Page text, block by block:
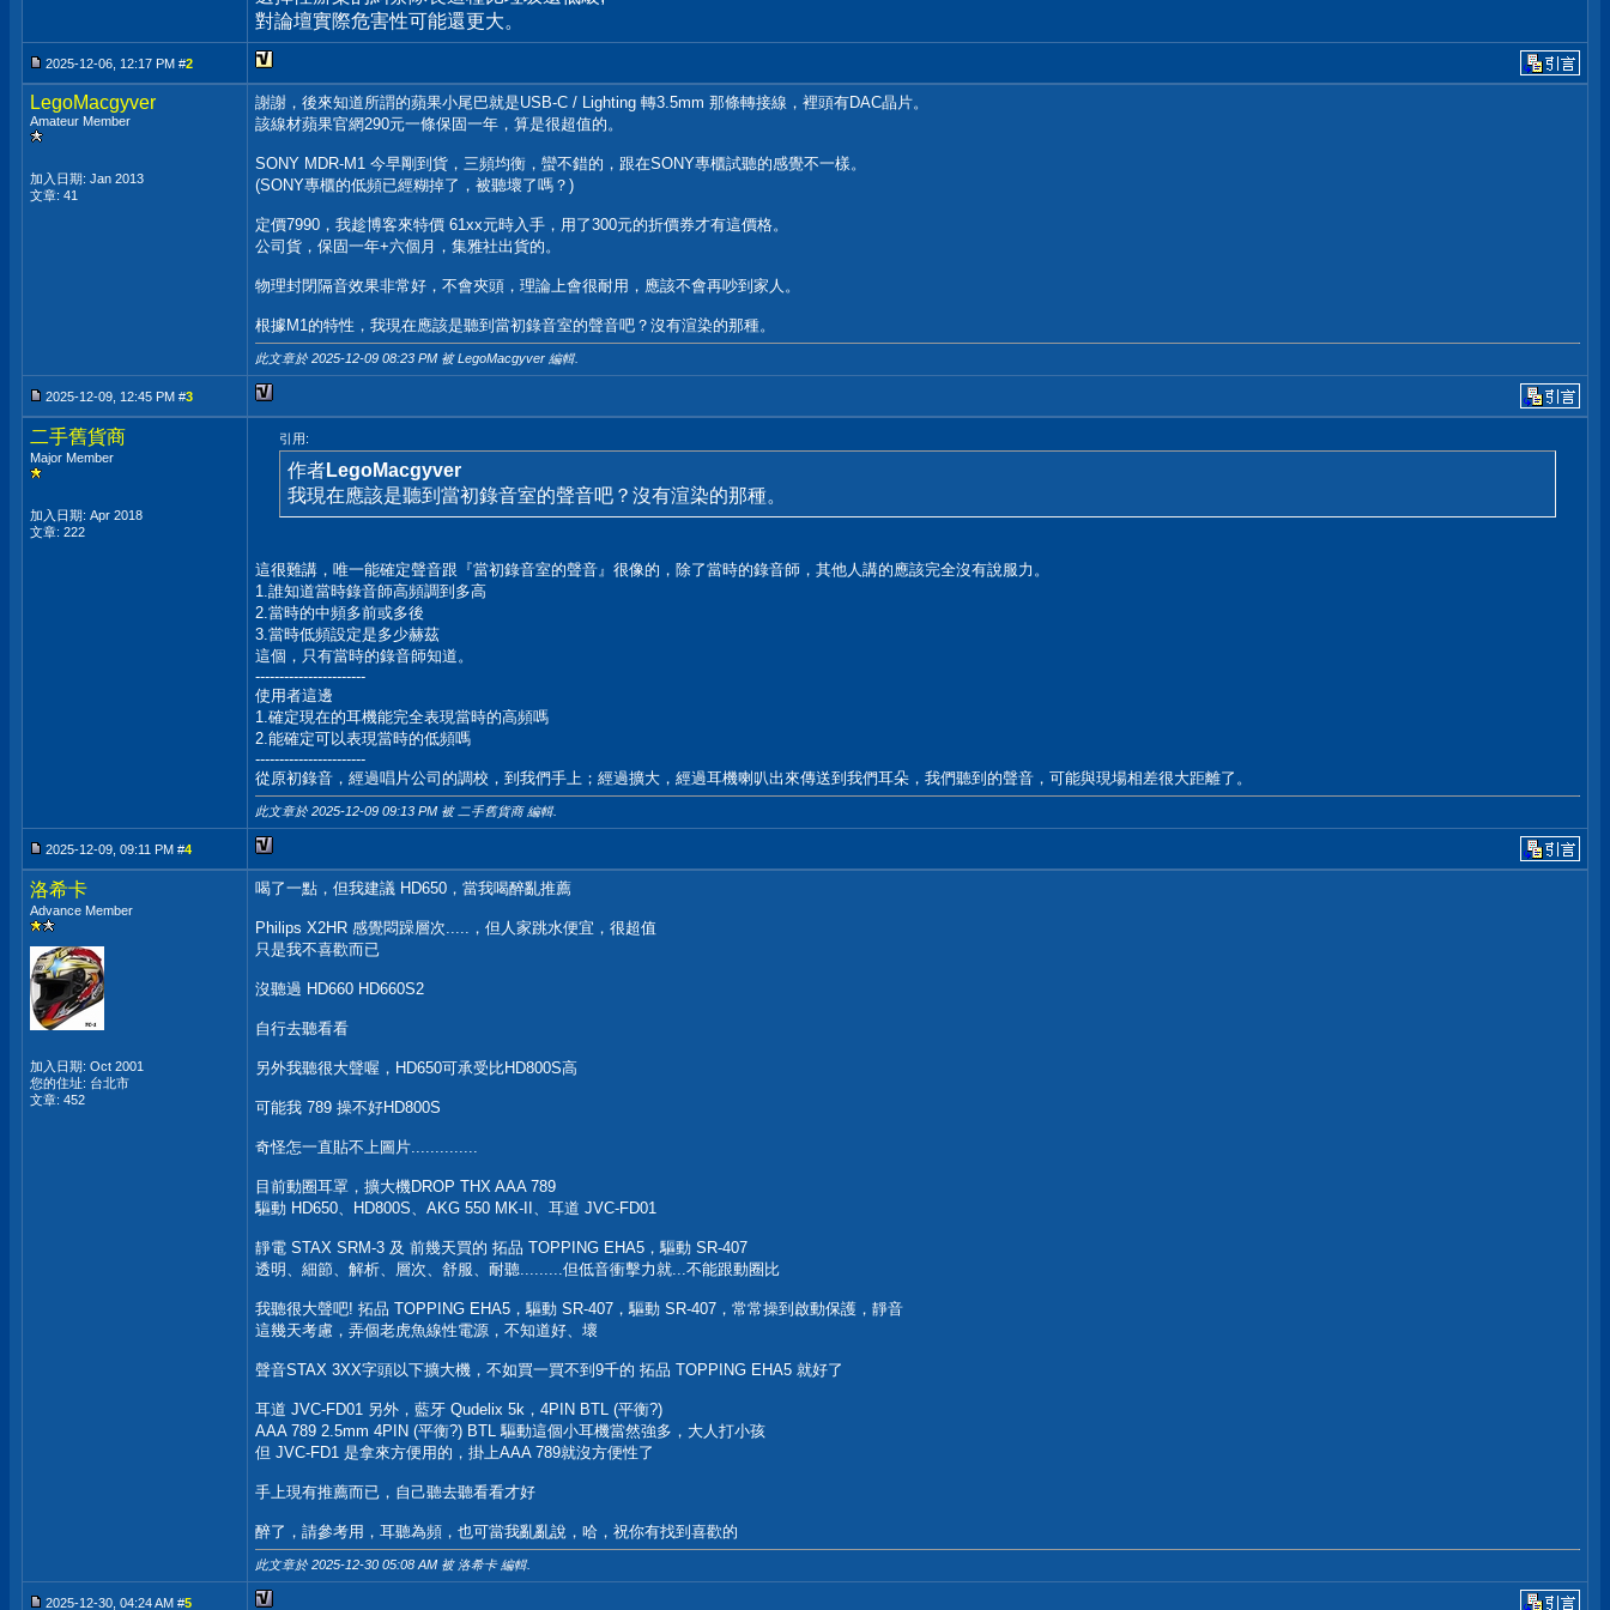
對論壇實際危害性可能還更大。
2025-12-06, 12:17 PM #2
LegoMacgyver
Amateur Member
加入日期: Jan 2013
文章: 41
謝謝，後來知道所謂的蘋果小尾巴就是USB-C / Lighting 轉3.5mm 那條轉接線，裡頭有DAC晶片。
該線材蘋果官網290元一條保固一年，算是很超值的。
SONY MDR-M1 今早剛到貨，三頻均衡，蠻不錯的，跟在SONY專櫃試聽的感覺不一樣。
(SONY專櫃的低頻已經糊掉了，被聽壞了嗎？)
定價7990，我趁博客來特價 61xx元時入手，用了300元的折價券才有這價格。
公司貨，保固一年+六個月，集雅社出貨的。
物理封閉隔音效果非常好，不會夾頭，理論上會很耐用，應該不會再吵到家人。
根據M1的特性，我現在應該是聽到當初錄音室的聲音吧？沒有渲染的那種。
此文章於 2025-12-09 08:23 PM 被 LegoMacgyver 編輯.
2025-12-09, 12:45 PM #3
二手舊貨商
Major Member
加入日期: Apr 2018
文章: 222
引用:
作者LegoMacgyver
我現在應該是聽到當初錄音室的聲音吧？沒有渲染的那種。
這很難講，唯一能確定聲音跟『當初錄音室的聲音』很像的，除了當時的錄音師，其他人講的應該完全沒有說服力。
1.誰知道當時錄音師高頻調到多高
2.當時的中頻多前或多後
3.當時低頻設定是多少赫茲
這個，只有當時的錄音師知道。
-----------------------
使用者這邊
1.確定現在的耳機能完全表現當時的高頻嗎
2.能確定可以表現當時的低頻嗎
-----------------------
從原初錄音，經過唱片公司的調校，到我們手上；經過擴大，經過耳機喇叭出來傳送到我們耳朵，我們聽到的聲音，可能與現場相差很大距離了。
此文章於 2025-12-09 09:13 PM 被 二手舊貨商 編輯.
2025-12-09, 09:11 PM #4
洛希卡
Advance Member
加入日期: Oct 2001
您的住址: 台北市
文章: 452
喝了一點，但我建議 HD650，當我喝醉亂推薦
Philips X2HR 感覺悶躁層次.....，但人家跳水便宜，很超值
只是我不喜歡而已
沒聽過 HD660 HD660S2
自行去聽看看
另外我聽很大聲喔，HD650可承受比HD800S高
可能我 789 操不好HD800S
奇怪怎一直貼不上圖片..............
目前動圈耳罩，擴大機DROP THX AAA 789
驅動 HD650、HD800S、AKG 550 MK-II、耳道 JVC-FD01
靜電 STAX SRM-3 及 前幾天買的 拓品 TOPPING EHA5，驅動 SR-407
透明、細節、解析、層次、舒服、耐聽.........但低音衝擊力就...不能跟動圈比
我聽很大聲吧! 拓品 TOPPING EHA5，驅動 SR-407，驅動 SR-407，常常操到啟動保護，靜音
這幾天考慮，弄個老虎魚線性電源，不知道好、壞
聲音STAX 3XX字頭以下擴大機，不如買一買不到9千的 拓品 TOPPING EHA5 就好了
耳道 JVC-FD01 另外，藍牙 Qudelix 5k，4PIN BTL (平衡?)
AAA 789 2.5mm 4PIN (平衡?) BTL 驅動這個小耳機當然強多，大人打小孩
但 JVC-FD1 是拿來方便用的，掛上AAA 789就沒方便性了
手上現有推薦而已，自己聽去聽看看才好
醉了，請參考用，耳聽為頻，也可當我亂亂說，哈，祝你有找到喜歡的
此文章於 2025-12-30 05:08 AM 被 洛希卡 編輯.
2025-12-30, 04:24 AM #5